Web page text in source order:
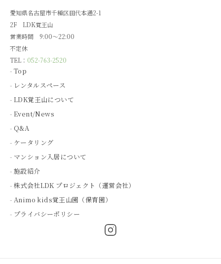
愛知県名古屋市千種区田代本通2-1
2F LDK覚王山
営業時間 9:00～22:00
不定休
TEL： 052-763-2520
Top
レンタルスペース
LDK覚王山について
Event/News
Q&A
ケータリング
マンション入居について
施設紹介
株式会社LDK プロジェクト（運営会社）
Animo kids覚王山園（保育園）
プライバシーポリシー